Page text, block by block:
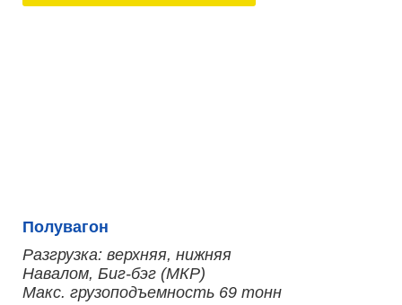
Полувагон
Разгрузка: верхняя, нижняя
Навалом, Биг-бэг (МКР)
Макс. грузоподъемность 69 тонн